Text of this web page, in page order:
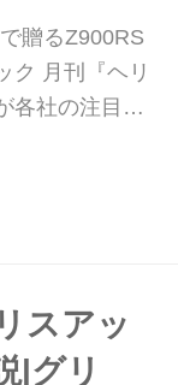
贈るZ900RS
ク 月刊『ヘリ
各社の注目の
R3
ックアップ!
スアッ
|グリ